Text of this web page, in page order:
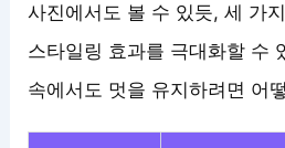
사진에서도 볼 수 있듯, 세 가
스타일링 효과를 극대화할 수
속에서도 멋을 유지하려면 어